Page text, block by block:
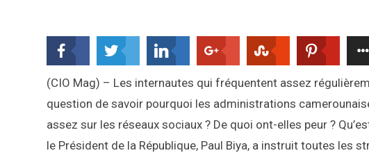
(CIO Mag) – Les internautes qui fréquentent assez
question de savoir pourquoi les administrations
assez sur les réseaux sociaux ? De quoi ont-elles peur ?
le Président de la République, Paul Biya, a instruit toutes les